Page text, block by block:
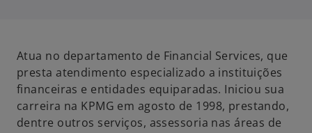
e
e
m
u
m
Atua no departamento de Financial Services, que
presta atendimento especializado a instituições
financeiras e entidades equiparadas. Iniciou sua
carreira na KPMG em agosto de 1998, prestando,
dentre outros serviços, assessoria nas áreas de